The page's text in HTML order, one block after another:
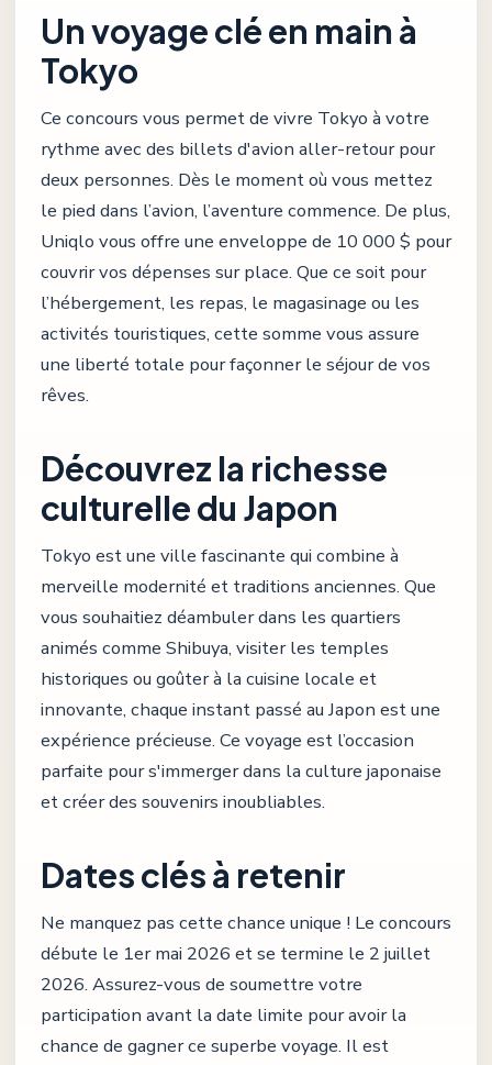
Un voyage clé en main à
Tokyo
Ce concours vous permet de vivre Tokyo à votre
rythme avec des billets d'avion aller-retour pour
deux personnes. Dès le moment où vous mettez
le pied dans l’avion, l’aventure commence. De plus,
Uniqlo vous offre une enveloppe de 10 000 $ pour
couvrir vos dépenses sur place. Que ce soit pour
l’hébergement, les repas, le magasinage ou les
activités touristiques, cette somme vous assure
une liberté totale pour façonner le séjour de vos
rêves.
Découvrez la richesse
culturelle du Japon
Tokyo est une ville fascinante qui combine à
merveille modernité et traditions anciennes. Que
vous souhaitiez déambuler dans les quartiers
animés comme Shibuya, visiter les temples
historiques ou goûter à la cuisine locale et
innovante, chaque instant passé au Japon est une
expérience précieuse. Ce voyage est l’occasion
parfaite pour s'immerger dans la culture japonaise
et créer des souvenirs inoubliables.
Dates clés à retenir
Ne manquez pas cette chance unique ! Le concours
débute le 1er mai 2026 et se termine le 2 juillet
2026. Assurez-vous de soumettre votre
participation avant la date limite pour avoir la
chance de gagner ce superbe voyage. Il est